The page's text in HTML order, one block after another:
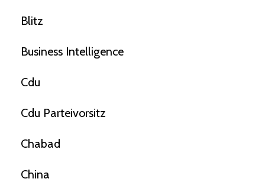
Blitz
Business Intelligence
Cdu
Cdu Parteivorsitz
Chabad
China